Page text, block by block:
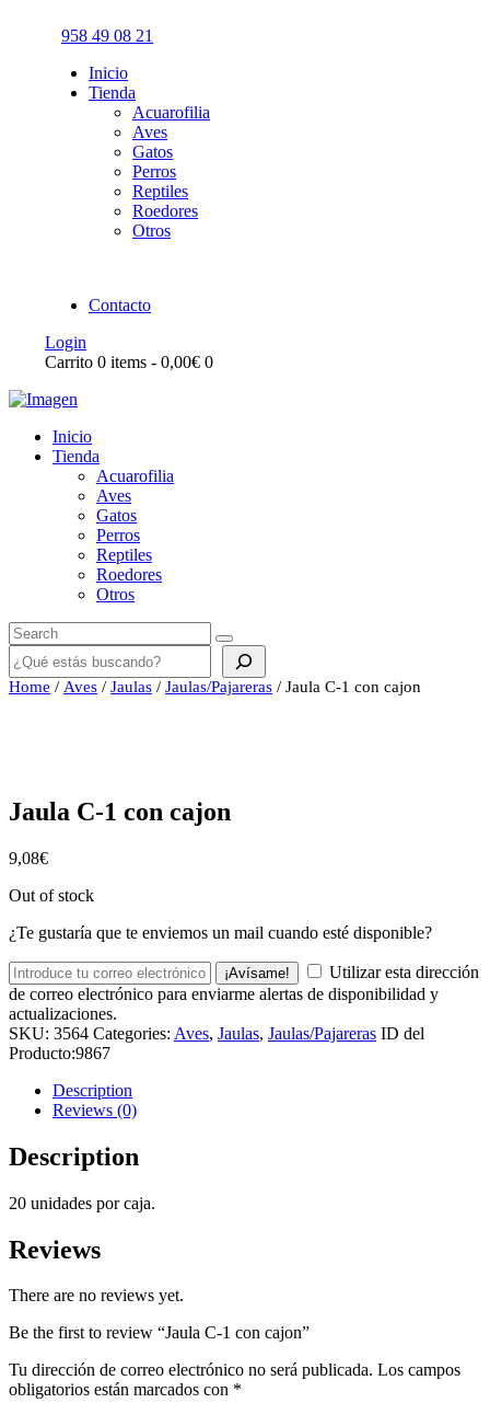
958 49 08 21
Inicio
Tienda
Acuarofilia
Aves
Gatos
Perros
Reptiles
Roedores
Otros
Contacto
Login
Carrito 0 items - 0,00€ 0
Inicio
Tienda
Acuarofilia
Aves
Gatos
Perros
Reptiles
Roedores
Otros
Buscar
Home / Aves / Jaulas / Jaulas/Pajareras / Jaula C-1 con cajon
Jaula C-1 con cajon
9,08€
Out of stock
¿Te gustaría que te enviemos un mail cuando esté disponible?
¡Avísame!
Utilizar esta dirección
de correo electrónico para enviarme alertas de disponibilidad y
actualizaciones.
SKU: 3564 Categories: Aves, Jaulas, Jaulas/Pajareras ID del
Producto:9867
Description
Reviews (0)
Description
20 unidades por caja.
Reviews
There are no reviews yet.
Be the first to review “Jaula C-1 con cajon”
Tu dirección de correo electrónico no será publicada. Los campos
obligatorios están marcados con *